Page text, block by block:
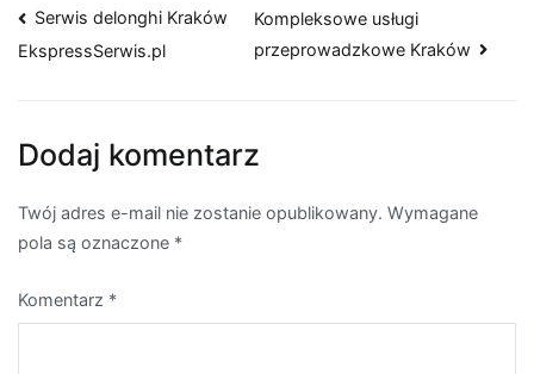
Nawigacja
wpisu
Serwis delonghi Kraków
EkspressSerwis.pl
Kompleksowe usługi
przeprowadzkowe Kraków
Dodaj komentarz
Twój adres e-mail nie zostanie opublikowany. Wymagane
pola są oznaczone *
Komentarz *